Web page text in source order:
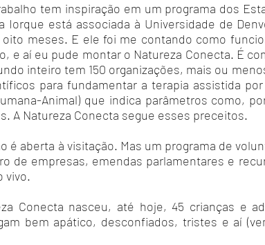
tem inspiração em um programa dos
Iorque está associada à Universidade de
meses. E ele foi me contando como
e aí eu pude montar o Natureza Conecta. É
inteiro tem 150 organizações, mais ou
para fundamentar a terapia assistida
Animal) que indica parâmetros como,
A Natureza Conecta segue esses preceitos.
é aberta à visitação. Mas um programa de
de empresas, emendas parlamentares e
vivo.
Conecta nasceu, até hoje, 45 crianças e
bem apático, desconfiados, tristes e aí